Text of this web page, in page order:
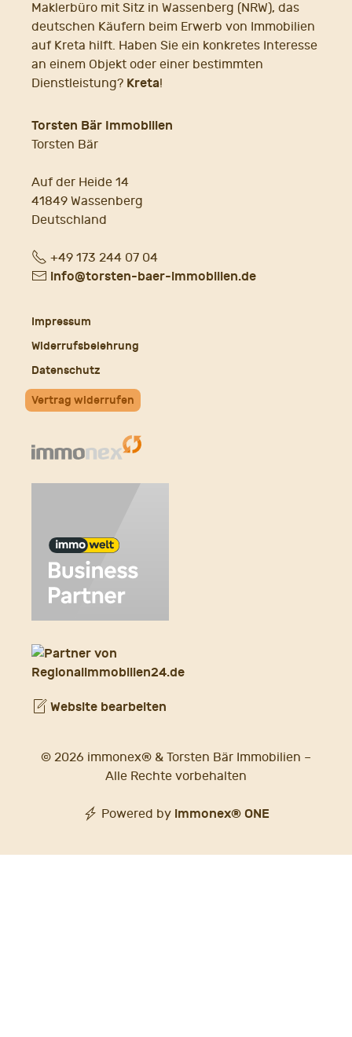
Maklerbüro mit Sitz in Wassenberg (NRW), das
deutschen Käufern beim Erwerb von Immobilien
auf Kreta hilft. Haben Sie ein konkretes Interesse
an einem Objekt oder einer bestimmten
Dienstleistung? Kreta!
Torsten Bär Immobilien
Torsten Bär
Auf der Heide 14
41849 Wassenberg
Deutschland
Fon+49 173 244 07 04
E- info@torsten-baer-immobilien.de
Impressum
Widerrufsbelehrung
Datenschutz
Vertrag widerrufen
Website bearbeiten
© 2026 immonex® & Torsten Bär Immobilien –
Alle Rechte vorbehalten
Powered by immonex® ONE